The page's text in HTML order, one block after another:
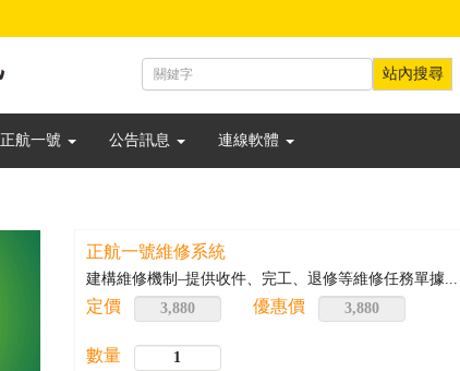
正航一號 公告訊息 連線軟體
正航一號維修系統
建構維修機制–提供收件、完工、退修等維修任務單據...
定價 優惠價
數量